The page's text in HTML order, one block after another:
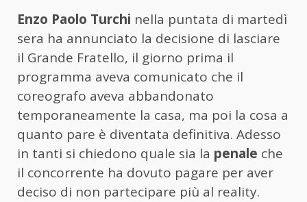
Enzo Paolo Turchi nella puntata di martedì
sera ha annunciato la decisione di lasciare
il Grande Fratello, il giorno prima il
programma aveva comunicato che il
coreografo aveva abbandonato
temporaneamente la casa, ma poi la cosa a
quanto pare è diventata definitiva. Adesso
in tanti si chiedono quale sia la penale che
il concorrente ha dovuto pagare per aver
deciso di non partecipare più al reality.